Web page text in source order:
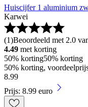
Huiscijfer 1 aluminium
Karwei
(1)Beoordeeld met 2.0
4.49 met korting
50% korting50% korting
50% korting,
8.99
Prijs: 8.99 euro